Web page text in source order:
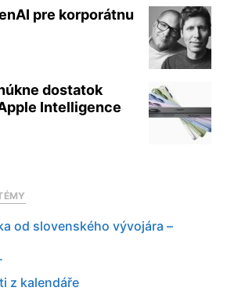
pre korporátnu
dostatok
Intelligence
od slovenského vývojára –
z kalendáře